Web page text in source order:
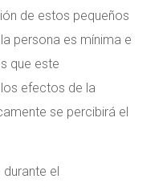
de estos pequeños
persona es mínima e
que este
efectos de la
se percibirá el
el